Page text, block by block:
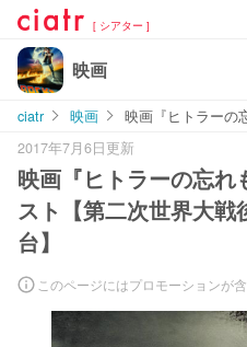
[ シアター ]
映画
ciatr 映画
映画『ヒトラーの
2017年7月6日更新
映画『ヒトラーの忘れ
スト【第二次世界大戦
台】
このページにはプロモーションが